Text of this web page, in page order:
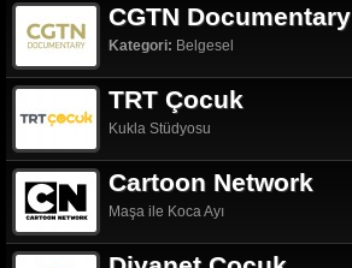
CGTN Documentary
Kategori: Belgesel
TRT Çocuk
Kukla Stüdyosu
Cartoon Network
Maşa ile Koca Ayı